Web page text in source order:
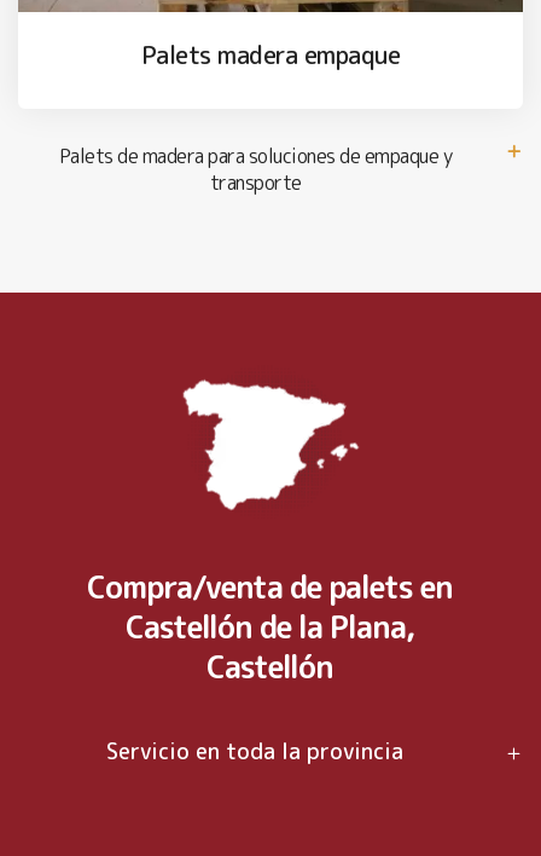
Palets madera empaque
Palets de madera para soluciones de empaque y
transporte
Compra/venta de palets en
Castellón de la Plana,
Castellón
Servicio en toda la provincia